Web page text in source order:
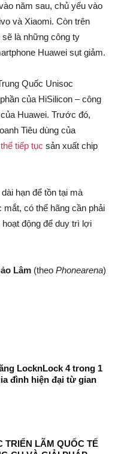
năm sau, chủ yếu vào
và Xiaomi. Còn trên
là những công ty
Huawei sụt giảm.
Quốc Unisoc
của HiSilicon – công
Huawei. Trước đó,
Tiêu dùng của
tiếp tục sản xuất chip
hạn để tồn tại mà
có thể hãng cần phải
động để duy trì lợi
Lâm (theo Phonearena)
LocknLock 4 trong 1
đình hiện đại từ gian
TRIỂN LÃM QUỐC TẾ